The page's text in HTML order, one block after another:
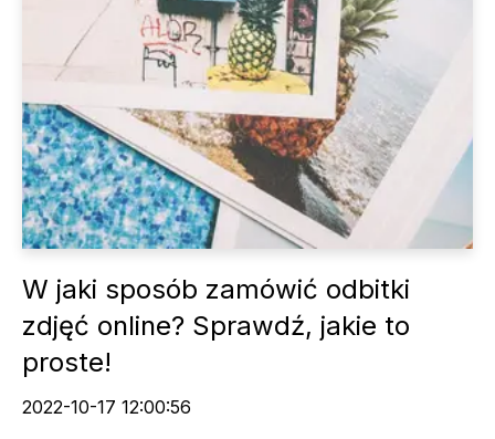
W jaki sposób zamówić odbitki
zdjęć online? Sprawdź, jakie to
proste!
2022-10-17 12:00:56